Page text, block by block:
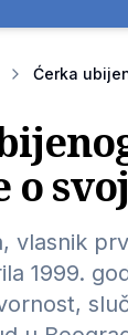
Ćerka
o
vlasnik
1999.